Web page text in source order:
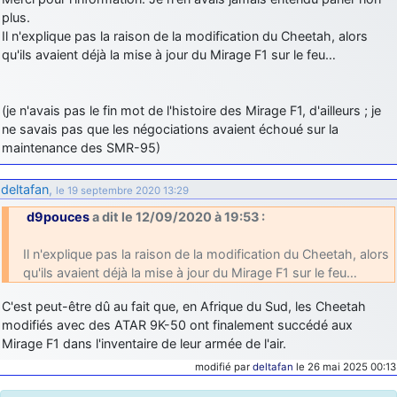
d9pouces
par terre
jericho : Ah ben je peux te confirmer que j'étais resté dans le filtre…
d9pouces: Désolé ! Mon filtrage a été un peu trop violent
manifestement
tout voir
plus.
Il n'explique pas la raison de la modification du Cheetah, alors
qu'ils avaient déjà la mise à jour du Mirage F1 sur le feu…
(je n'avais pas le fin mot de l'histoire des Mirage F1, d'ailleurs ; je
ne savais pas que les négociations avaient échoué sur la
maintenance des SMR-95)
deltafan, le 19 septembre 2020 13:29
d9poucesa dit le 12/09/2020 à 19:53 :
Il n'explique pas la raison de la modification du Cheetah, alors
qu'ils avaient déjà la mise à jour du Mirage F1 sur le feu…
C'est peut-être dû au fait que, en Afrique du Sud, les Cheetah
modifiés avec des ATAR 9K-50 ont finalement succédé aux
Mirage F1 dans l'inventaire de leur armée de l'air.
modifié par deltafan le 26 mai 2025 00:13